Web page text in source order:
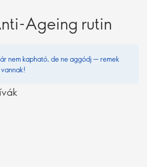
Ageing rutin
nem kapható, de ne aggódj — remek